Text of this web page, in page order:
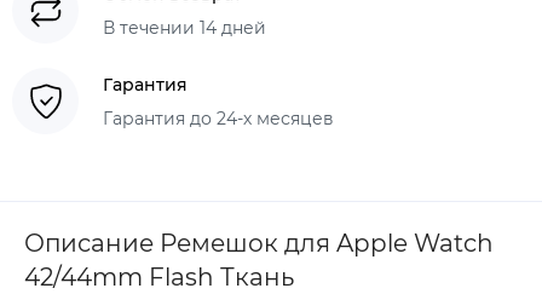
В течении 14 дней
Гарантия
Гарантия до 24-х месяцев
Описание Ремешок для Apple Watch
42/44mm Flash Ткань